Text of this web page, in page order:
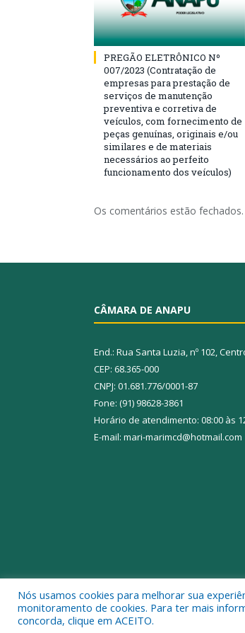
PREGÃO ELETRÔNICO Nº
007/2023 (Contratação de
empresas para prestação de
serviços de manutenção
preventiva e corretiva de
veículos, com fornecimento de
peças genuínas, originais e/ou
similares e de materiais
necessários ao perfeito
funcionamento dos veículos)
Os comentários estão fechados.
CÂMARA DE ANAPU
End.: Rua Santa Luzia, nº 102,
CEP: 68.365-000
CNPJ: 01.681.776/0001-87
Fone: (91) 98628-3861
Horário de atendimento: 08:00 às
E-mail: mari-marimcd@hotmail.com
Todos os direitos reservados a
Nós usamos cookies para melhorar sua
monitoramento de cookies. Para ter mais
concorda, clique em ACEITO.